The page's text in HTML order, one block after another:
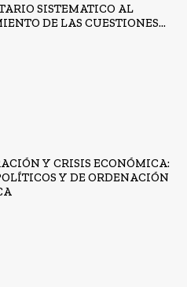
SISTEMATICO AL
DE LAS CUESTIONES...
Y CRISIS ECONÓMICA:
Y DE ORDENACIÓN